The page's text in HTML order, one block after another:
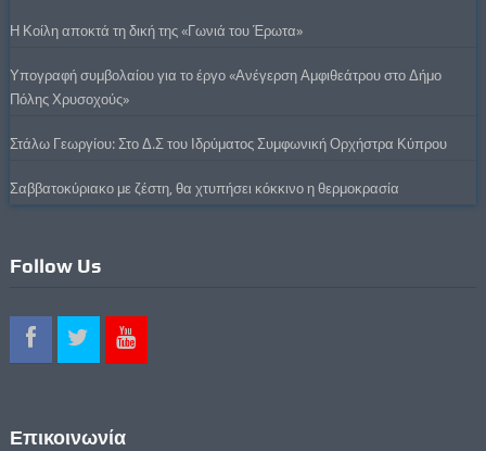
Η Κοίλη αποκτά τη δική της «Γωνιά του Έρωτα»
Υπογραφή συμβολαίου για το έργο «Ανέγερση Αμφιθεάτρου στο Δήμο
Πόλης Χρυσοχούς»
Στάλω Γεωργίου: Στο Δ.Σ του Ιδρύματος Συμφωνική Ορχήστρα Κύπρου
Σαββατοκύριακο με ζέστη, θα χτυπήσει κόκκινο η θερμοκρασία
Follow Us
Επικοινωνία